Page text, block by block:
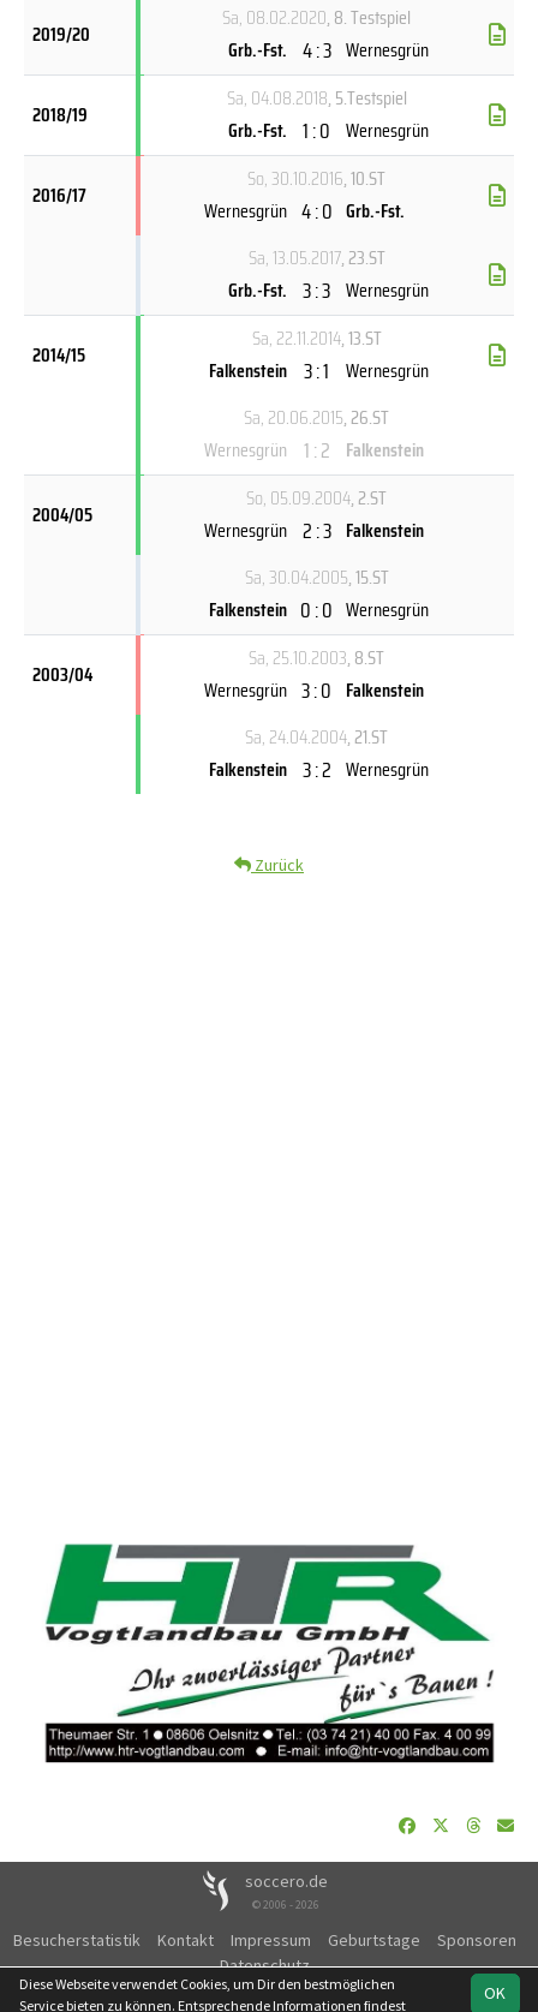
2019/20
Sa, 08.02.2020, 8. Testspiel
Grb.-Fst. 4 : 3 Wernesgrün
2018/19
Sa, 04.08.2018, 5.Testspiel
Grb.-Fst. 1 : 0 Wernesgrün
2016/17
So, 30.10.2016, 10.ST
Wernesgrün 4 : 0 Grb.-Fst.
Sa, 13.05.2017, 23.ST
Grb.-Fst. 3 : 3 Wernesgrün
2014/15
Sa, 22.11.2014, 13.ST
Falkenstein 3 : 1 Wernesgrün
Sa, 20.06.2015, 26.ST
Wernesgrün 1 : 2 Falkenstein
2004/05
So, 05.09.2004, 2.ST
Wernesgrün 2 : 3 Falkenstein
Sa, 30.04.2005, 15.ST
Falkenstein 0 : 0 Wernesgrün
2003/04
Sa, 25.10.2003, 8.ST
Wernesgrün 3 : 0 Falkenstein
Sa, 24.04.2004, 21.ST
Falkenstein 3 : 2 Wernesgrün
Zurück
soccero.de
© 2006 - 2026
Besucherstatistik Kontakt Impressum Geburtstage
Sponsoren
Datenschutz
OK
Diese Webseite verwendet Cookies, um Dir den bestmöglichen
Service bieten zu können. Entsprechende Informationen findest